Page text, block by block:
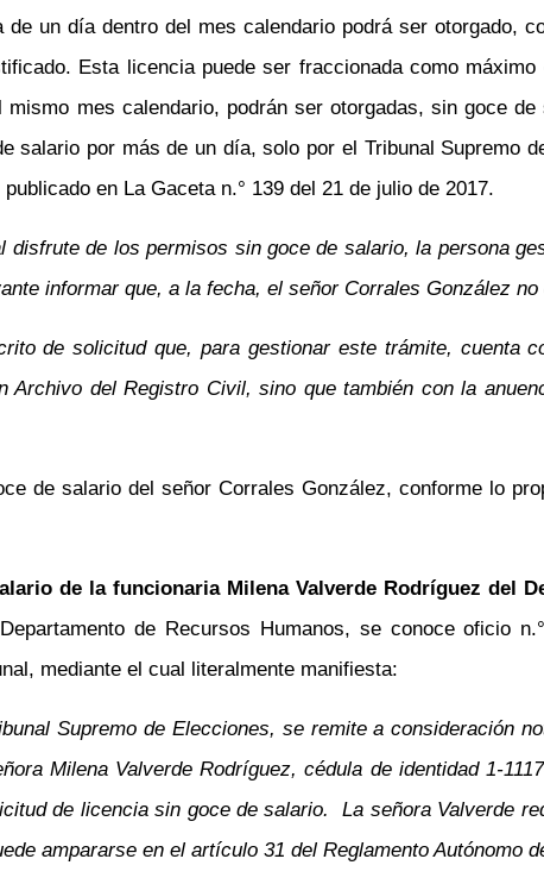
un día dentro del mes calendario podrá ser otorgado,
Esta licencia puede ser fraccionada como
mes calendario, podrán ser otorgadas, sin goce
salario por más de un día, solo por el Tribunal Supremo
en La Gaceta n.° 139 del 21 de julio de 2017.
de los permisos sin goce de salario, la persona
informar que, a la fecha, el señor Corrales González
de solicitud que, para gestionar este trámite, cuenta
Archivo del Registro Civil, sino que también con la
de salario del señor Corrales González, conforme lo
de la funcionaria Milena Valverde Rodríguez del
de Recursos Humanos, se conoce oficio
mediante el cual literalmente manifiesta:
Supremo de Elecciones, se remite a consideración
Milena Valverde Rodríguez, cédula de identidad 1-
de licencia sin goce de salario.
La señora Valverde
ampararse en el artículo 31 del Reglamento Autónomo